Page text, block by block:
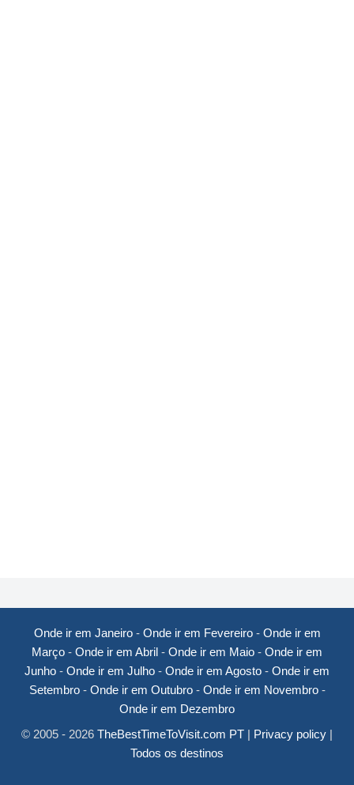
Onde ir em Janeiro- Onde ir em Fevereiro- Onde ir em
Março - Onde ir em Abril - Onde ir em Maio - Onde ir em
Junho - Onde ir em Julho - Onde ir em Agosto - Onde ir em
Setembro- Onde ir em Outubro- Onde ir em Novembro-
Onde ir em Dezembro
© 2005 - 2026 TheBestTimeToVisit.com PT | Privacy policy |
Todos os destinos